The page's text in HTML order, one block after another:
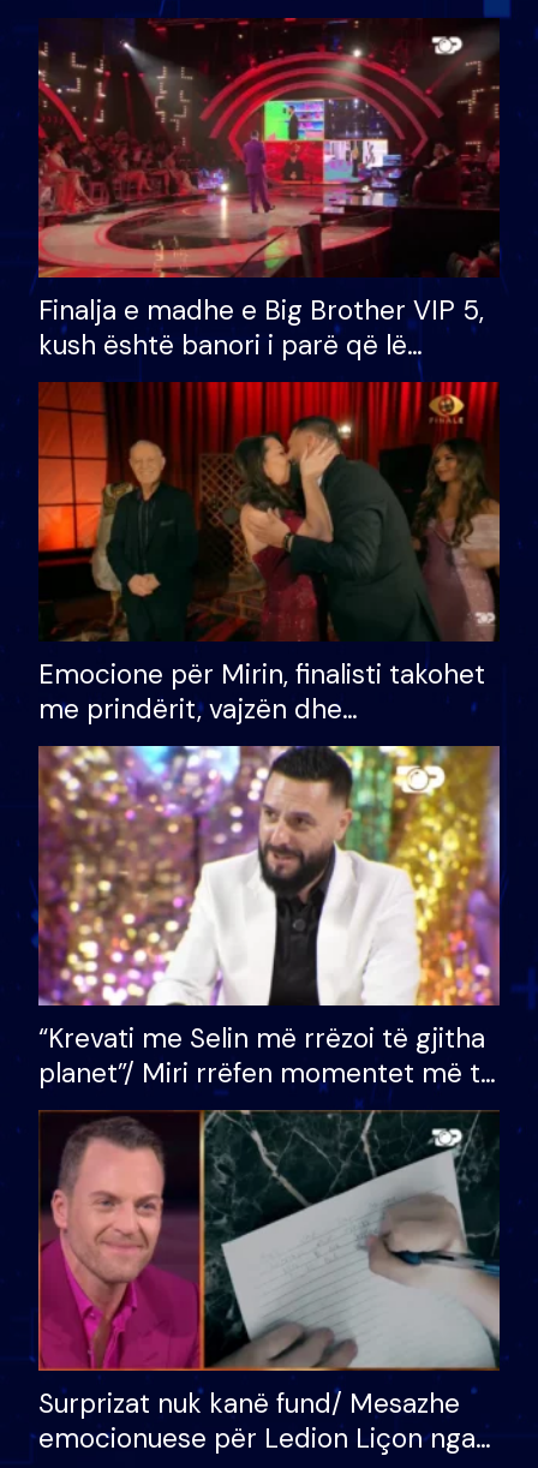
Finalja e madhe e Big Brother VIP 5,
kush është banori i parë që lë
shtëpinë dhe humb mundësinë për
të fituar çmimin e madh
Emocione për Mirin, finalisti takohet
me prindërit, vajzën dhe
bashkëshorten: S’kemi ndonjë letër
divorci apo jo?
“Krevati me Selin më rrëzoi të gjitha
planet”/ Miri rrëfen momentet më të
bukura në shtëpinë e BB VIP: Do më
mungojë zilja e mëngjesit kur…
Surprizat nuk kanë fund/ Mesazhe
emocionuese për Ledion Liçon nga